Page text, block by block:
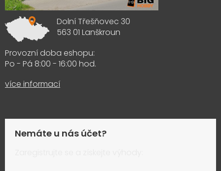
Dolní Třešňovec 30
563 01 Lanškroun
Provozní doba eshopu:
Po - Pá 8:00 - 16:00 hod.
více informací
Nemáte u nás účet?